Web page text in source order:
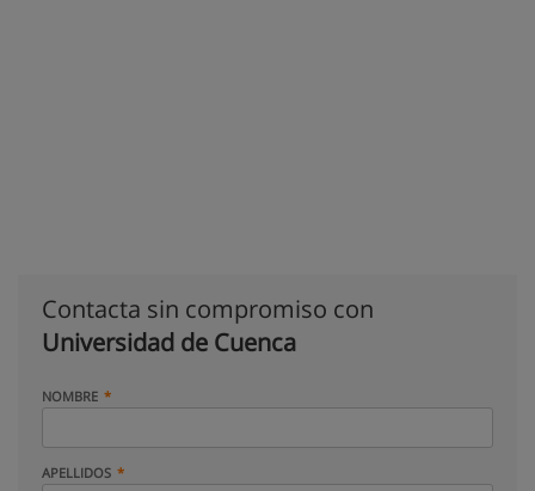
Contacta sin compromiso con
Universidad de Cuenca
NOMBRE
APELLIDOS